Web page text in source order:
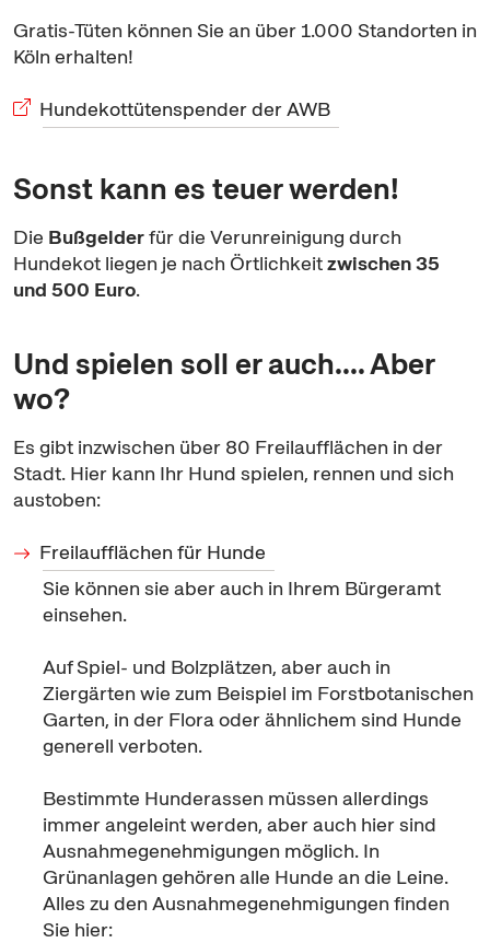
Gratis-Tüten können Sie an über 1.000 Standorten in
Köln erhalten!
Hundekottütenspender der AWB
Sonst kann es teuer werden!
Die Bußgelderfür die Verunreinigung durch
Hundekot liegen je nach Örtlichkeitzwischen 35
und 500 Euro.
Und spielen soll er auch.... Aber
wo?
Es gibt inzwischen über 80 Freilaufflächen in der
Stadt. Hier kann Ihr Hund spielen, rennen und sich
austoben:
Freilaufflächen für Hunde
Sie können sie aber auch in Ihrem Bürgeramt
einsehen.
Auf Spiel- und Bolzplätzen, aber auch in
Ziergärten wie zum Beispiel im Forstbotanischen
Garten, in der Flora oder ähnlichem sind Hunde
generell verboten.
Bestimmte Hunderassen müssen allerdings
immer angeleint werden, aber auch hier sind
Ausnahmegenehmigungen möglich. In
Grünanlagen gehören alle Hunde an die Leine.
Alles zu den Ausnahmegenehmigungen finden
Sie hier: